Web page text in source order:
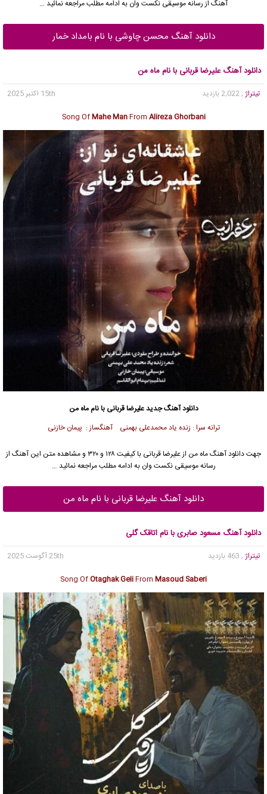
آهنگ از رسانه موسیقی نکست وان به ادامه مطلب مراجعه نمائید …
دانلود آهنگ محسن چاوشی با نام بامداد خمار
دانلود آهنگ علیرضا قربانی با نام ماه من
تیتراژ , 2,022 بازدید
15th اکتبر 2025
Song OfMahe ManFrom Alireza Ghorbani
دانلود آهنگ جدیدعلیرضا قربانی با نام ماه من
ترانه سرا : زنده یاد محمدعلی بهمنی آهنگساز : پیمان خازنی
جهت دانلود آهنگ ماه من از علیرضا قربانی با کیفیت ۱۲۸ و ۳۲۰ و مشاهده متن این آهنگ از
رسانه موسیقی نکست وان به ادامه مطلب مراجعه نمائید …
دانلود آهنگ علیرضا قربانی با نام ماه من
دانلود آهنگ مسعود صابری با نام اتاقک گلی
تیتراژ , 463 بازدید
25th آگوست 2025
Song OfOtaghak GeliFrom Masoud Saberi